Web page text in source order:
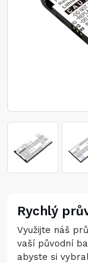
Rychlý
Využijte náš
vaší původní
abyste si